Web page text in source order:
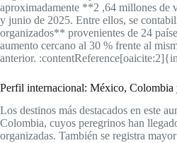
aproximadamente **2 ,64 millones de
y junio de 2025. Entre ellos, se
organizados** provenientes de 24
aumento cercano al 30 % frente al
anterior.
Perfil internacional: México, Colombia
Los destinos más destacados en este
Colombia, cuyos peregrinos han
organizadas. También se registra